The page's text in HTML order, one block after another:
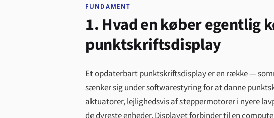
FUNDAMENT
1. Hvad en køber egentlig
punktskriftsdisplay
Et opdaterbart punktskriftsdisplay er en række —
sænker sig under softwarestyring for at danne
aktuatorer, lejlighedsvis af steppermotorer i nyere